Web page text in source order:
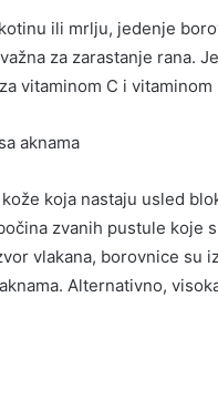
ili mrlju, jedenje
za zarastanje rana.
vitaminom C i
aknama
koja nastaju usled
zvanih pustule koje
vlakana, borovnice su
Alternativno,